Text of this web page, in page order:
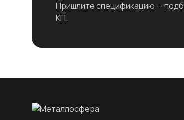
Пришлите спецификацию —
КП.